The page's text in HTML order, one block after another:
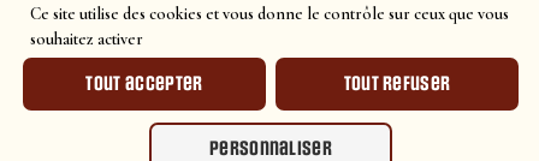
Ce site utilise des cookies et vous donne le contrôle sur ceux que vous
souhaitez activer
Tout accepter Tout refuser
Personnaliser